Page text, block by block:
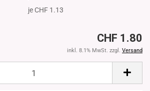
je CHF 1.13
CHF 1.80
inkl. 8.1% MwSt. zzgl. Versand